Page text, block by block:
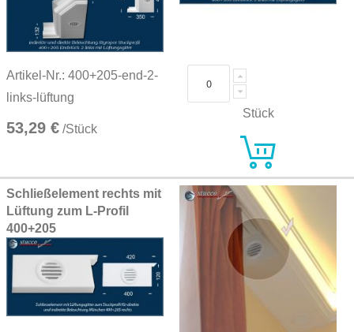
Artikel-Nr.: 400+205-end-2-
links-lüftung
53,29 € /Stück
Stück
Schließelement rechts mit
Lüftung zum L-Profil
400+205